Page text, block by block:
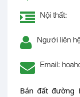
Nội thất:
Người liên
Email:
Bán đất đường